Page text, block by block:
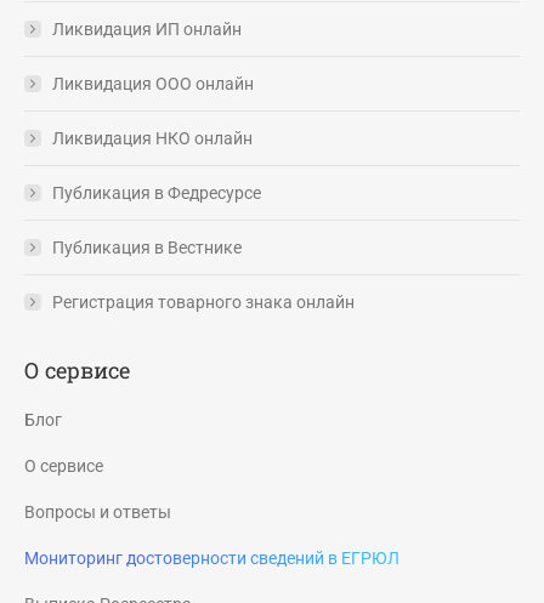
Ликвидация ИП онлайн
Ликвидация ООО онлайн
Ликвидация НКО онлайн
Публикация в Федресурсе
Публикация в Вестнике
Регистрация товарного знака онлайн
О сервисе
Блог
О сервисе
Вопросы и ответы
Мониторинг достоверности сведений в ЕГРЮЛ